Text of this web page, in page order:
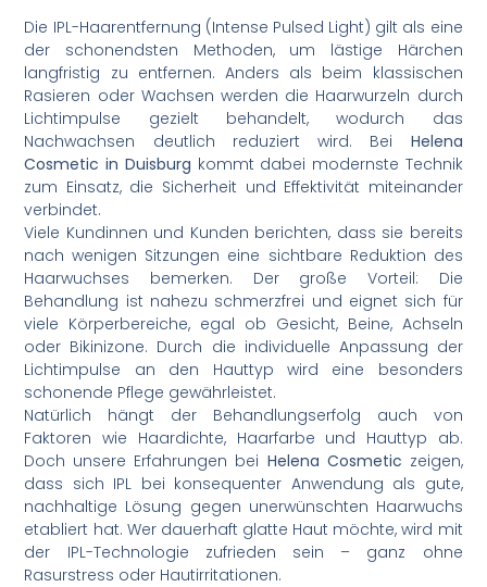
Die IPL-Haarentfernung (Intense Pulsed Light) gilt als eine
der schonendsten Methoden, um lästige Härchen
langfristig zu entfernen. Anders als beim klassischen
Rasieren oder Wachsen werden die Haarwurzeln durch
Lichtimpulse gezielt behandelt, wodurch das
Nachwachsen deutlich reduziert wird. Bei Helena
Cosmetic in Duisburg kommt dabei modernste Technik
zum Einsatz, die Sicherheit und Effektivität miteinander
verbindet.
Viele Kundinnen und Kunden berichten, dass sie bereits
nach wenigen Sitzungen eine sichtbare Reduktion des
Haarwuchses bemerken. Der große Vorteil: Die
Behandlung ist nahezu schmerzfrei und eignet sich für
viele Körperbereiche, egal ob Gesicht, Beine, Achseln
oder Bikinizone. Durch die individuelle Anpassung der
Lichtimpulse an den Hauttyp wird eine besonders
schonende Pflege gewährleistet.
Natürlich hängt der Behandlungserfolg auch von
Faktoren wie Haardichte, Haarfarbe und Hauttyp ab.
Doch unsere Erfahrungen bei Helena Cosmetic zeigen,
dass sich IPL bei konsequenter Anwendung als gute,
nachhaltige Lösung gegen unerwünschten Haarwuchs
etabliert hat. Wer dauerhaft glatte Haut möchte, wird mit
der IPL-Technologie zufrieden sein – ganz ohne
Rasurstress oder Hautirritationen.